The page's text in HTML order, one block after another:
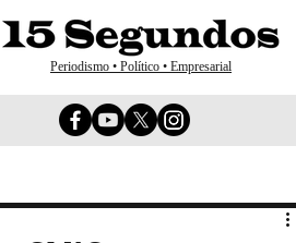
Periodismo • Político • Empresarial